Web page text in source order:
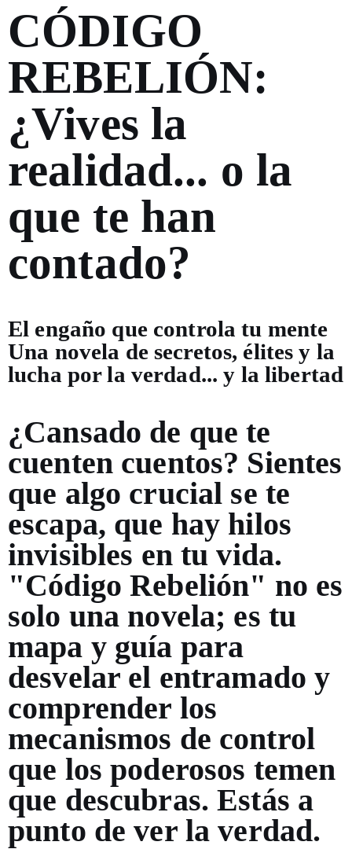
CÓDIGO
REBELIÓN:
¿Vives la
realidad... o la
que te han
contado?
El engaño que controla tu mente
Una novela de secretos, élites y la
lucha por la verdad... y la libertad
¿Cansado de que te
cuenten cuentos? Sientes
que algo crucial se te
escapa, que hay hilos
invisibles en tu vida.
"Código Rebelión" no es
solo una novela; es tu
mapa y guía para
desvelar el entramado y
comprender los
mecanismos de control
que los poderosos temen
que descubras. Estás a
punto de ver la verdad.